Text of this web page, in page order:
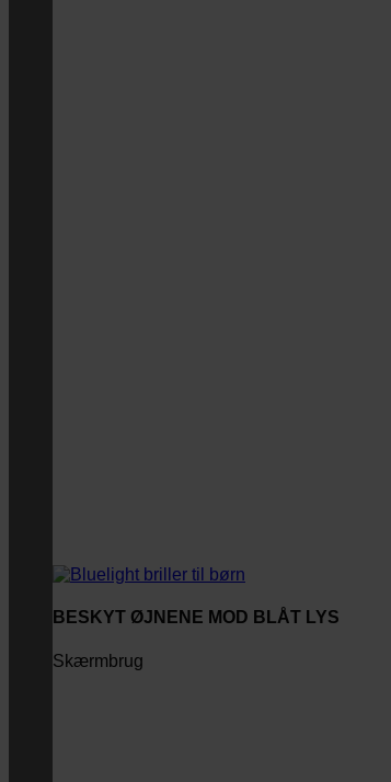
BESKYT ØJNENE MOD BLÅT LYS
Skærmbrug